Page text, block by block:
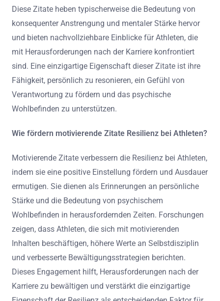
Diese Zitate heben typischerweise die Bedeutung von
konsequenter Anstrengung und mentaler Stärke hervor
und bieten nachvollziehbare Einblicke für Athleten, die
mit Herausforderungen nach der Karriere konfrontiert
sind. Eine einzigartige Eigenschaft dieser Zitate ist ihre
Fähigkeit, persönlich zu resonieren, ein Gefühl von
Verantwortung zu fördern und das psychische
Wohlbefinden zu unterstützen.
Wie fördern motivierende Zitate Resilienz bei Athleten?
Motivierende Zitate verbessern die Resilienz bei Athleten,
indem sie eine positive Einstellung fördern und Ausdauer
ermutigen. Sie dienen als Erinnerungen an persönliche
Stärke und die Bedeutung von psychischem
Wohlbefinden in herausfordernden Zeiten. Forschungen
zeigen, dass Athleten, die sich mit motivierenden
Inhalten beschäftigen, höhere Werte an Selbstdisziplin
und verbesserte Bewältigungsstrategien berichten.
Dieses Engagement hilft, Herausforderungen nach der
Karriere zu bewältigen und verstärkt die einzigartige